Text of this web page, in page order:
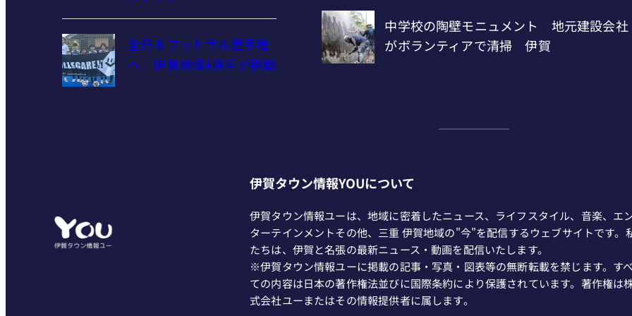
全日本フットサル選手権
へ 伊賀地域4選手が挑戦
伊賀タウン情報YOUについて
伊賀タウン情報ユーは、地域に密着したニュース、ライフスタイル、音楽、エ
ターテインメントその他、三重 伊賀地域の"今"を配信するウェブサイトです。
たちは、伊賀と名張の最新ニュース・動画を配信いたします。
※伊賀タウン情報ユーに掲載の記事・写真・図表等の無断転載を禁じます。すべ
ての内容は日本の著作権法並びに国際条約により保護されています。著作権は
式会社ユーまたはその情報提供者に属します。